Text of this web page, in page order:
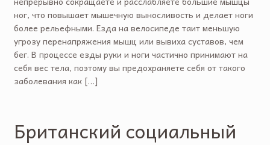
ног, что повышает мышечную выносливость и делает ноги
более рельефными. Езда на велосипеде таит меньшую
угрозу перенапряжения мышц или вывиха суставов, чем
бег. В процессе езды руки и ноги частично принимают на
себя вес тела, поэтому вы предохраняете себя от такого
заболевания как […]
Британский социальный